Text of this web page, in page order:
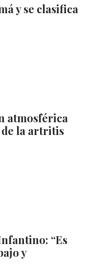
y se clasifica
atmosférica
de la artritis
“Es
y